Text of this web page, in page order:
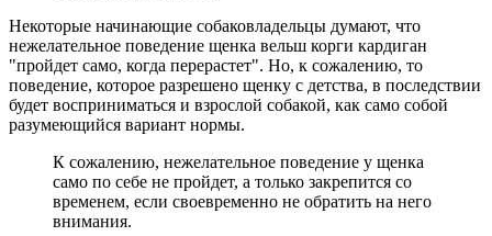
Некоторые начинающие собаковладельцы думают, что
нежелательное поведение щенка вельш корги кардиган
"пройдет само, когда перерастет". Но, к сожалению, то
поведение, которое разрешено щенку с детства, в последствии
будет восприниматься и взрослой собакой, как само собой
разумеющийся вариант нормы.
К сожалению, нежелательное поведение у щенка
само по себе не пройдет, а только закрепится со
временем, если своевременно не обратить на него
внимания.